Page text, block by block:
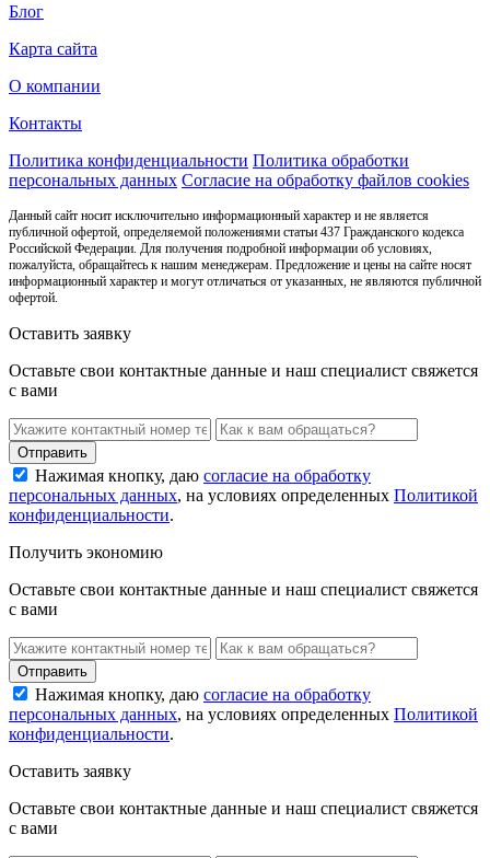
Блог
Карта сайта
О компании
Контакты
Политика конфиденциальности Политика обработки
персональных данных Согласие на обработку файлов cookies
Данный сайт носит исключительно информационный характер и не является
публичной офертой, определяемой положениями статьи 437 Гражданского кодекса
Российской Федерации. Для получения подробной информации об условиях,
пожалуйста, обращайтесь к нашим менеджерам. Предложение и цены на сайте носят
информационный характер и могут отличаться от указанных, не являются публичной
офертой.
Оставить заявку
Оставьте свои контактные данные и наш специалист свяжется
с вами
Нажимая кнопку, даю согласие на обработку
персональных данных, на условиях определенных Политикой
конфиденциальности.
Получить экономию
Оставьте свои контактные данные и наш специалист свяжется
с вами
Нажимая кнопку, даю согласие на обработку
персональных данных, на условиях определенных Политикой
конфиденциальности.
Оставить заявку
Оставьте свои контактные данные и наш специалист свяжется
с вами